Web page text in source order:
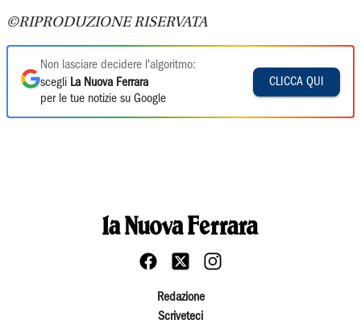
©RIPRODUZIONE RISERVATA
Non lasciare decidere l'algoritmo:
scegli La Nuova Ferrara
per le tue notizie su Google
CLICCA QUI
Redazione
Scriveteci